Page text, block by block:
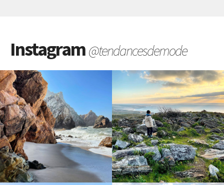
Instagram@tendancesdemode